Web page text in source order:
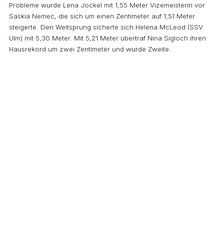
Probleme wurde Lena Jockel mit 1,55 Meter Vizemeisterin vor
Saskia Nemec, die sich um einen Zentimeter auf 1,51 Meter
steigerte. Den Weitsprung sicherte sich Helena McLeod (SSV
Ulm) mit 5,30 Meter. Mit 5,21 Meter übertraf Nina Sigloch ihren
Hausrekord um zwei Zentimeter und wurde Zweite.